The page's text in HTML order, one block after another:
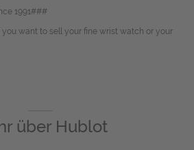
1991###
want to sell your fine wrist watch or your
über Hublot